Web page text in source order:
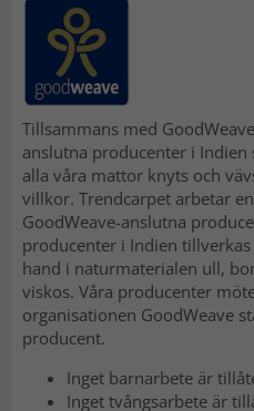
Tillsammans med
anslutna producenter i
alla våra mattor knyts och
villkor. Trendcarpet arbetar
GoodWeave-anslutna
producenter i Indien
hand i naturmaterialen ull,
viskos. Våra producenter
organisationen GoodWeave
producent.
Inget barnarbete är
Inget tvångsarbete är